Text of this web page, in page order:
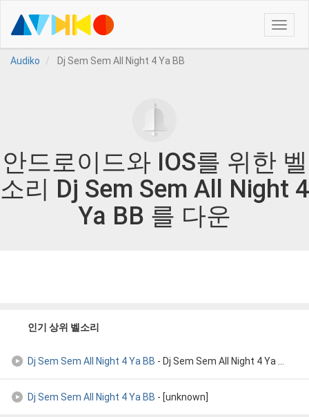
Toggle
Audiko
Dj Sem Sem All Night 4 Ya BB
안드로이드와 IOS를 위한 벨
소리 Dj Sem Sem All Night 4
Ya BB 를 다운
인기 상위 벨소리
Dj Sem Sem All Night 4 Ya BB - Dj Sem Sem All Night 4 Ya BB
Dj Sem Sem All Night 4 Ya BB - [unknown]